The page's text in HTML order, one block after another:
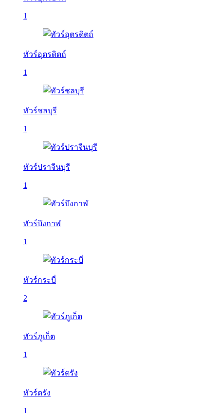
1
ทัวร์อุตรดิตถ์
1
ทัวร์ชลบุรี
1
ทัวร์ปราจีนบุรี
1
ทัวร์บึงกาฬ
1
ทัวร์กระบี่
2
ทัวร์ภูเก็ต
1
ทัวร์ตรัง
1